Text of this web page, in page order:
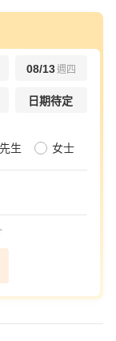
08/13週四
日期待定
先生 女士